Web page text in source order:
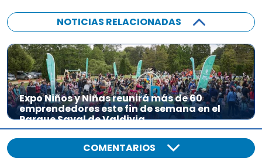
NOTICIAS RELACIONADAS
Expo Niños y Niñas reunirá más de 60
emprendedores este fin de semana en el
Parque Saval de Valdivia
COMENTARIOS